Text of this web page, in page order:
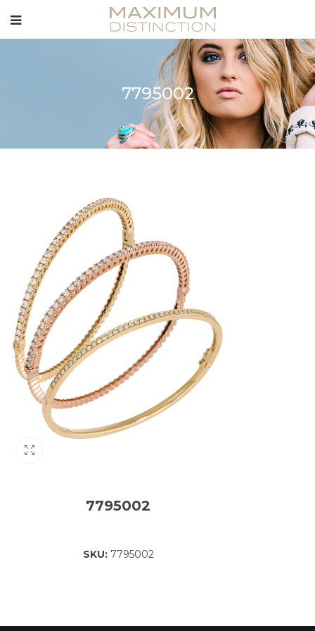
7795002
7795002
SKU: 7795002